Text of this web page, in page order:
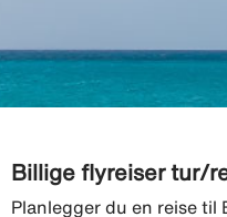
Billige flyreiser tur/
Planlegger du en reise til